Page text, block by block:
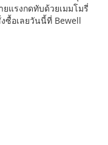
ยแรงกดทับด้วยเมมโมรี่
ซื้อเลยวันนี้ที่ Bewell